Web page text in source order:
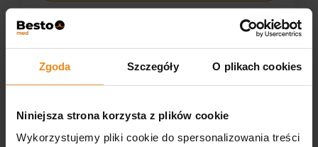
Zgoda Szczegóły O plikach cookies
Niniejsza strona korzysta z plików cookie
Wykorzystujemy pliki cookie do spersonalizowania treści